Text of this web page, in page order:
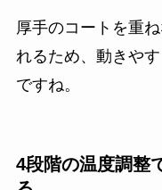
厚手のコートを重
れるため、動きや
ですね。
4段階の温度調整